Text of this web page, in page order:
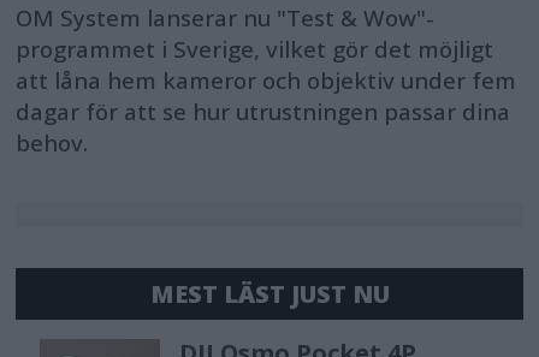
OM System lanserar nu "Test & Wow"-
programmet i Sverige, vilket gör det möjligt
att låna hem kameror och objektiv under fem
dagar för att se hur utrustningen passar dina
behov.
MEST LÄST JUST NU